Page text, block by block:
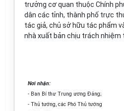
trưởng cơ quan thuộc Chính
dân các tỉnh, thành phố trực
tác giả, chủ sở hữu tác phẩm
nhà xuất bản chịu trách nhiệm
Nơi nhận:
- Ban Bí thư Trung ương Đảng;
-Thủ tướng, các Phó Thủ tướng